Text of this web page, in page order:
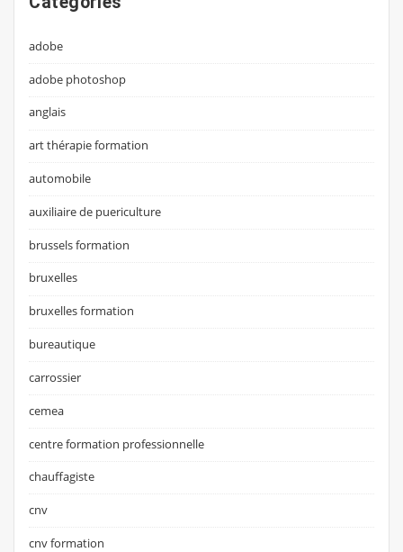
adobe
adobe photoshop
anglais
art thérapie formation
automobile
auxiliaire de puericulture
brussels formation
bruxelles
bruxelles formation
bureautique
carrossier
cemea
centre formation professionnelle
chauffagiste
cnv
cnv formation